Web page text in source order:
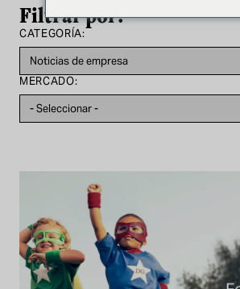
Filtrar por:
CATEGORÍA:
MERCADO: